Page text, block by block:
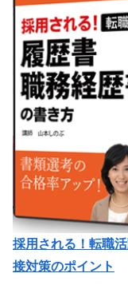
採用される！転職
接対策のポイント